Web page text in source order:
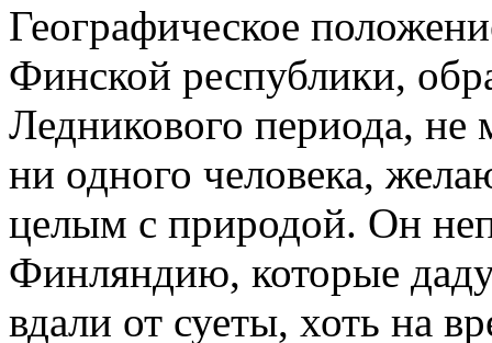
Географическое
Финской республики,
Ледникового периода,
ни одного человека,
целым с природой. Он
Финляндию, которые
вдали от суеты, хоть на